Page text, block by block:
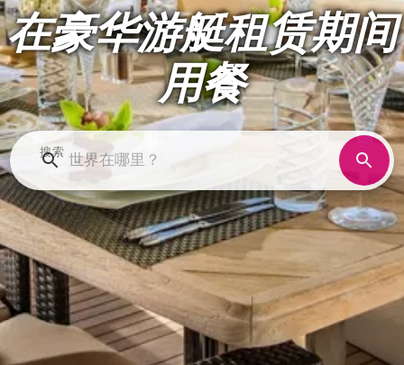
在豪华游艇租赁期间
用餐
搜索